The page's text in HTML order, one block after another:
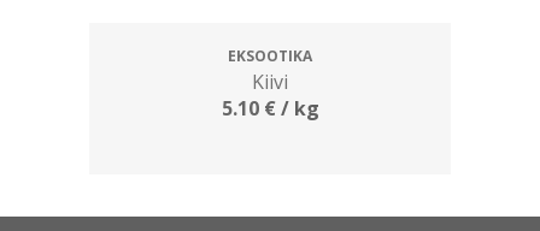
EKSOOTIKA
Kiivi
5.10 €/ kg